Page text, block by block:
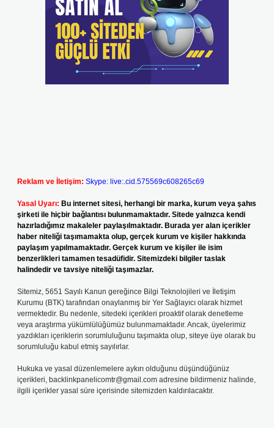
Reklam ve İletişim: Skype: live:.cid.575569c608265c69
Yasal Uyarı: Bu internet sitesi, herhangi bir marka, kurum veya şahıs
şirketi ile hiçbir bağlantısı bulunmamaktadır. Sitede yalnızca kendi
hazırladığımız makaleler paylaşılmaktadır. Burada yer alan içerikler
haber niteliği taşımamakta olup, gerçek kurum ve kişiler hakkında
paylaşım yapılmamaktadır. Gerçek kurum ve kişiler ile isim
benzerlikleri tamamen tesadüfidir. Sitemizdeki bilgiler taslak
halindedir ve tavsiye niteliği taşımazlar.
Sitemiz, 5651 Sayılı Kanun gereğince Bilgi Teknolojileri ve İletişim
Kurumu (BTK) tarafından onaylanmış bir Yer Sağlayıcı olarak hizmet
vermektedir. Bu nedenle, sitedeki içerikleri proaktif olarak denetleme
veya araştırma yükümlülüğümüz bulunmamaktadır. Ancak, üyelerimiz
yazdıkları içeriklerin sorumluluğunu taşımakta olup, siteye üye olarak bu
sorumluluğu kabul etmiş sayılırlar.
Hukuka ve yasal düzenlemelere aykırı olduğunu düşündüğünüz
içerikleri, backlinkpanelicomtr@gmail.com adresine bildirmeniz halinde,
ilgili içerikler yasal süre içerisinde sitemizden kaldırılacaktır.